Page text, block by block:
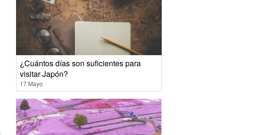
¿Cuántos días son suficientes para
visitar Japón?
17 Mayo